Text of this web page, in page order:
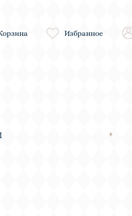
Избранное